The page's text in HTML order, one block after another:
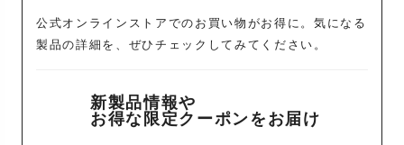
公式オンラインストアでのお買い物がお得に。気になる
製品の詳細を、ぜひチェックしてみてください。
新製品情報や
お得な限定クーポンをお届け